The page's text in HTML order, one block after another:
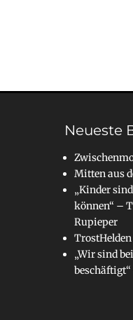
Neueste
Mitten aus
„Kinder
können“ –
Rupieper
„Wir sind